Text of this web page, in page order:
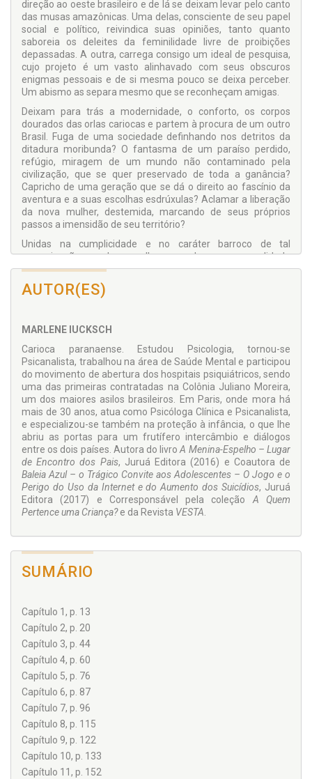
direção ao oeste brasileiro e de lá se deixam levar pelo canto
das musas amazônicas. Uma delas, consciente de seu papel
social e político, reivindica suas opiniões, tanto quanto
saboreia os deleites da feminilidade livre de proibições
depassadas. A outra, carrega consigo um ideal de pesquisa,
cujo projeto é um vasto alinhavado com seus obscuros
enigmas pessoais e de si mesma pouco se deixa perceber.
Um abismo as separa mesmo que se reconheçam amigas.
Deixam para trás a modernidade, o conforto, os corpos
dourados das orlas cariocas e partem à procura de um outro
Brasil. Fuga de uma sociedade definhando nos detritos da
ditadura moribunda? O fantasma de um paraíso perdido,
refúgio, miragem de um mundo não contaminado pela
civilização, que se quer preservado de toda a ganância?
Capricho de uma geração que se dá o direito ao fascínio da
aventura e a suas escolhas esdrúxulas? Aclamar a liberação
da nova mulher, destemida, marcando de seus próprios
passos a imensidão de seu território?
Unidas na cumplicidade e no caráter barroco de tal
peregrinação, as duas mulheres se lançam na realidade
viscosa e selvagem do convite lançado pelos lugares e
personagens desconhecidos. Ambiguamente fascinadas e
temerárias elas vão até o final. Cada uma à sua maneira, elas
AUTOR(ES)
MARLENE IUCKSCH
Carioca paranaense. Estudou Psicologia, tornou-se
Psicanalista, trabalhou na área de Saúde Mental e participou
do movimento de abertura dos hospitais psiquiátricos, sendo
uma das primeiras contratadas na Colônia Juliano Moreira,
um dos maiores asilos brasileiros. Em Paris, onde mora há
mais de 30 anos, atua como Psicóloga Clínica e Psicanalista,
e especializou-se também na proteção à infância, o que lhe
abriu as portas para um frutífero intercâmbio e diálogos
entre os dois países. Autora do livroA Menina-Espelho – Lugar
de Encontro dos Pais, Juruá Editora (2016) e Coautora de
Baleia Azul – o Trágico Convite aos Adolescentes – O Jogo e o
Perigo do Uso da Internet e do Aumento dos Suicídios, Juruá
Editora (2017) e Corresponsável pela coleçãoA Quem
Pertence uma Criança?e da Revista VESTA.
SUMÁRIO
Capítulo 1, p. 13
Capítulo 2, p. 20
Capítulo 3, p. 44
Capítulo 4, p. 60
Capítulo 5, p. 76
Capítulo 6, p. 87
Capítulo 7, p. 96
Capítulo 8, p. 115
Capítulo 9, p. 122
Capítulo 10, p. 133
Capítulo 11, p. 152